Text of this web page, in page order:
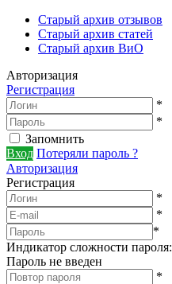
Старый архив отзывов
Старый архив статей
Старый архив ВиО
Авторизация
Регистрация
*
*
Запомнить
Вход Потеряли пароль ?
Авторизация
Регистрация
*
*
*
Индикатор сложности пароля:
Пароль не введен
*